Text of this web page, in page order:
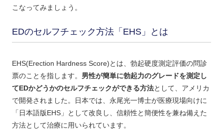
こなってみましょう。
EDのセルフチェック方法「EHS」とは
EHS(Erection Hardness Score)とは、勃起硬度測定評価の問診
票のことを指します。 男性が簡単に勃起力のグレードを測定し
てEDかどうかのセルフチェックができる方法として、アメリカ
で開発されました。日本では、永尾光一博士が医療現場向けに
「日本語版EHS」として改良し、信頼性と簡便性を兼ね備えた
方法として治療に用いられています。